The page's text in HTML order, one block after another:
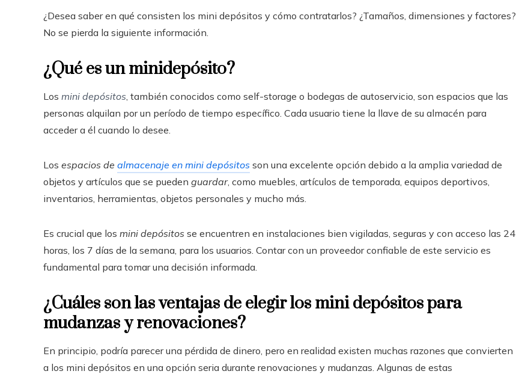
¿Desea saber en qué consisten los mini depósitos y cómo contratarlos? ¿Tamaños, dimensiones y factores?
No se pierda la siguiente información.
¿Qué es un minidepósito?
Los mini depósitos, también conocidos como self-storage o bodegas de autoservicio, son espacios que las
personas alquilan por un período de tiempo específico. Cada usuario tiene la llave de su almacén para
acceder a él cuando lo desee.
Los espacios de almacenaje en mini depósitos son una excelente opción debido a la amplia variedad de
objetos y artículos que se pueden guardar, como muebles, artículos de temporada, equipos deportivos,
inventarios, herramientas, objetos personales y mucho más.
Es crucial que los mini depósitos se encuentren en instalaciones bien vigiladas, seguras y con acceso las 24
horas, los 7 días de la semana, para los usuarios. Contar con un proveedor confiable de este servicio es
fundamental para tomar una decisión informada.
¿Cuáles son las ventajas de elegir los mini depósitos para
mudanzas y renovaciones?
En principio, podría parecer una pérdida de dinero, pero en realidad existen muchas razones que convierten
a los mini depósitos en una opción seria durante renovaciones y mudanzas. Algunas de estas